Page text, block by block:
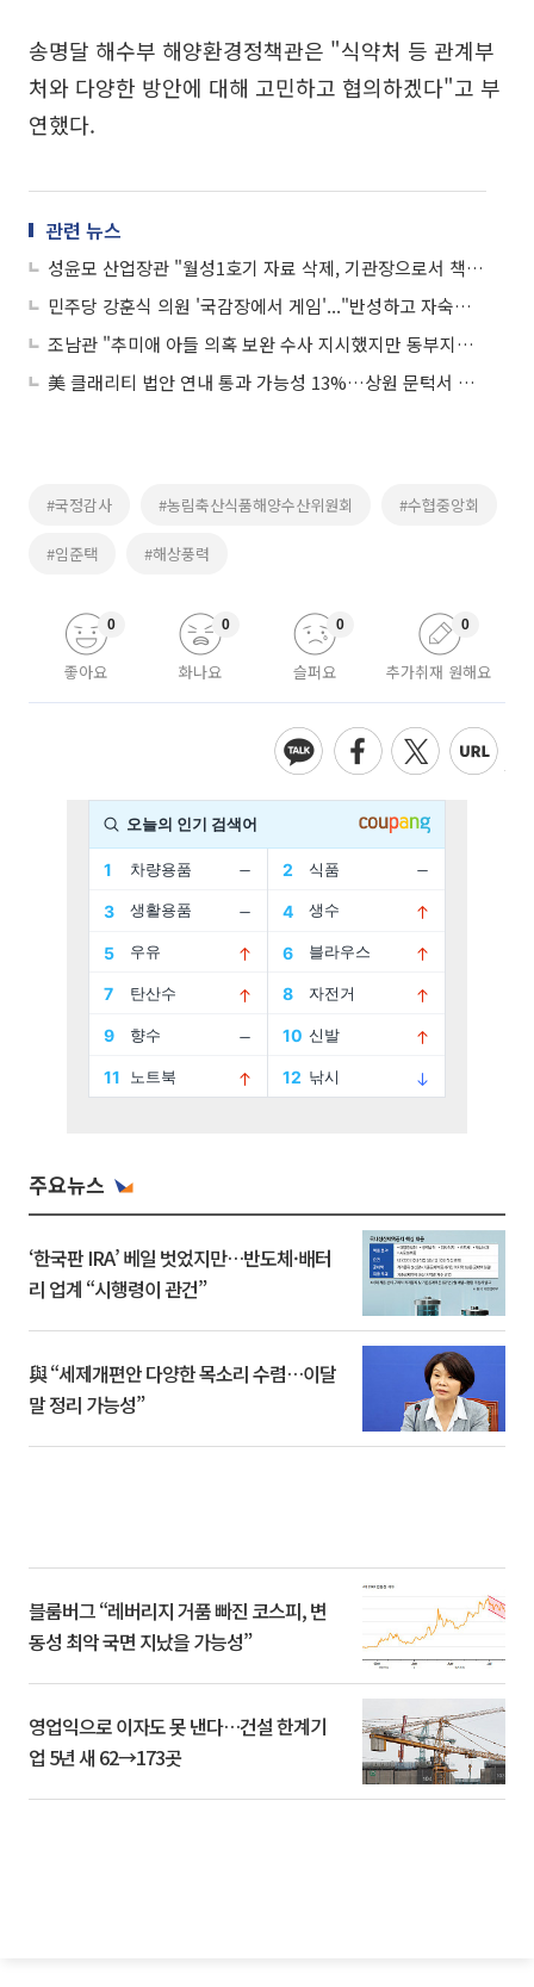
송명달 해수부 해양환경정책관은 "식약처 등 관계부
처와 다양한 방안에 대해 고민하고 협의하겠다"고 부
연했다.
관련 뉴스
성윤모 산업장관 "월성1호기 자료 삭제, 기관장으로서 책임 회피않겠다"
민주당 강훈식 의원 '국감장에서 게임'..."반성하고 자숙하겠다"
조남관 "추미애 아들 의혹 보완 수사 지시했지만 동부지검이 거절"
美 클래리티 법안 연내 통과 가능성 13%…상원 문턱서 제동
#국정감사 #농림축산식품해양수산위원회 #수협중앙회
#임준택 #해상풍력
좋아요
0
화나요
0
슬퍼요
0
추가취재 원해요
0
주요뉴스
‘한국판 IRA’ 베일 벗었지만…반도체·배터
리 업계 “시행령이 관건”
與 “세제개편안 다양한 목소리 수렴…이달
말 정리 가능성”
블룸버그 “레버리지 거품 빠진 코스피, 변
동성 최악 국면 지났을 가능성”
영업익으로 이자도 못 낸다…건설 한계기
업 5년 새 62→173곳